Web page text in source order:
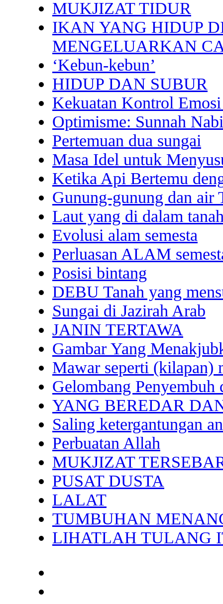
MUKJIZAT TIDUR
IKAN YANG HIDUP
MENGELUARKAN
‘Kebun-kebun’
HIDUP DAN SUBUR
Kekuatan Kontrol
Optimisme: Sunnah
Pertemuan dua sungai
Masa Idel untuk
Ketika Api Bertemu
Gunung-gunung dan air
Laut yang di dalam
Evolusi alam semesta
Perluasan ALAM
Posisi bintang
DEBU Tanah yang
Sungai di Jazirah Arab
JANIN TERTAWA
Gambar Yang
Mawar seperti (kilapan)
Gelombang
YANG BEREDAR
Saling ketergantungan
Perbuatan Allah
MUKJIZAT
PUSAT DUSTA
LALAT
TUMBUHAN
LIHATLAH TULANG